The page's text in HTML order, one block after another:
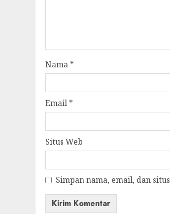
Nama *
Email *
Situs Web
Simpan nama, email, dan